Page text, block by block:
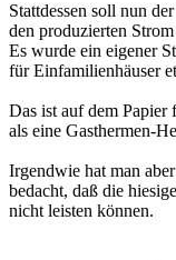
Stattdessen soll nun
den produzierten
Es wurde ein eigener
für Einfamilienhäuser
Das ist auf dem Papier
als eine Gasthermen-
Irgendwie hat man
bedacht, daß die
nicht leisten können.